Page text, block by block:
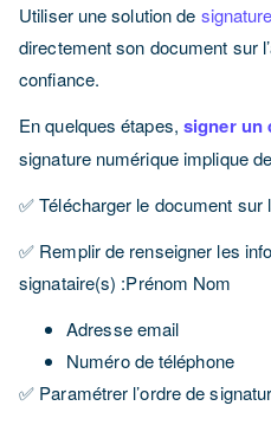
Utiliser une solution de
directement son document sur
confiance.
En quelques étapes, signer un
signature numérique implique
✅ Télécharger le document sur
✅ Remplir de renseigner les
signataire(s) :Prénom Nom
Adresse email
Numéro de téléphone
✅ Paramétrer l’ordre de